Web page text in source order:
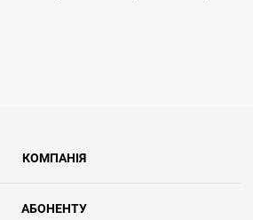
КОМПАНІЯ
АБОНЕНТУ